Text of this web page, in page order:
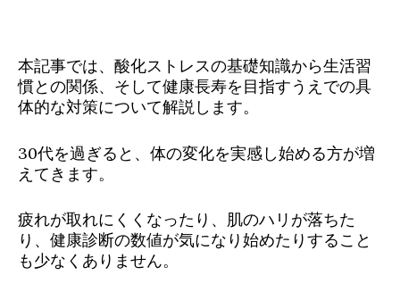
本記事では、酸化ストレスの基礎知識から生活習
慣との関係、そして健康長寿を目指すうえでの具
体的な対策について解説します。
30代を過ぎると、体の変化を実感し始める方が増
えてきます。
疲れが取れにくくなったり、肌のハリが落ちた
り、健康診断の数値が気になり始めたりすること
も少なくありません。